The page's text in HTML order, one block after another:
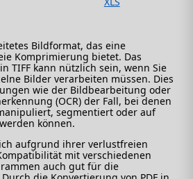
Bildformat, das eine
Komprimierung bietet. Das
TIFF kann nützlich sein, wenn Sie
Bilder verarbeiten müssen. Dies
wie der Bildbearbeitung oder
(OCR) der Fall, bei denen
segmentiert oder auf
können.
aufgrund ihrer verlustfreien
mit verschiedenen
auch gut für die